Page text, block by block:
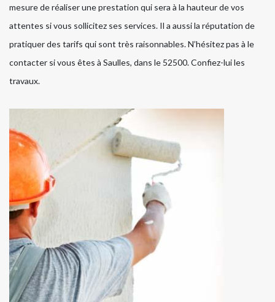
mesure de réaliser une prestation qui sera à la hauteur de vos
attentes si vous sollicitez ses services. Il a aussi la réputation de
pratiquer des tarifs qui sont très raisonnables. N’hésitez pas à le
contacter si vous êtes à Saulles, dans le 52500. Confiez-lui les
travaux.